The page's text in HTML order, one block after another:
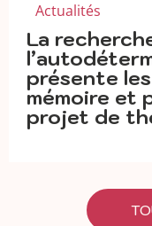
Actualités
La
présente
mémoire et
projet de